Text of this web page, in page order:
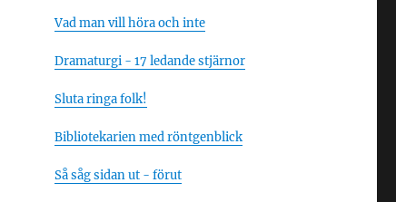
Vad man vill höra och inte
Dramaturgi - 17 ledande stjärnor
Sluta ringa folk!
Bibliotekarien med röntgenblick
Så såg sidan ut - förut